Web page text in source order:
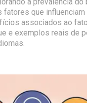
fatores que influenciam
associados ao
e exemplos reais de